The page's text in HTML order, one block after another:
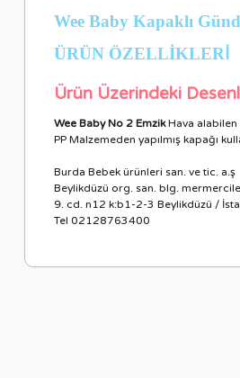
Wee Baby Kapaklı
ÜRÜN ÖZELLİKLER İ
Ürün Üzerindeki
Wee Baby No 2 EmzikHava alabilen
PP Malzemeden yapılmış kapağı
Burda Bebek ürünleri san. ve tic. a.ş
Beylikdüzü org. san. blg.
9. cd. n12 k:b1-2-3 Beylikdüzü /
Tel 02128763400